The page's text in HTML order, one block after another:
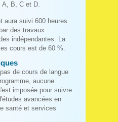
A, B, C et D.
aura suivi 600 heures
des travaux
indépendantes. La
cours est de 60 %.
de cours de langue
aucune
imposée pour suivre
avancées en
santé et services